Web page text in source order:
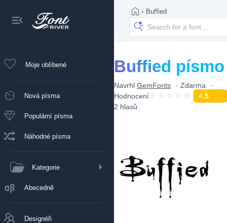
Moje oblíbené
Nová písma
Populární písma
Náhodné písma
Kategorie
Abecedně
Designéři
› Buffied
Buffied písmo
Navrhl GemFonts
Zdarma
Hodnocení
4.5
2 hlasů